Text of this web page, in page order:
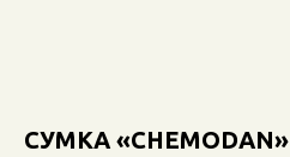
СУМКА «CHEMODAN»